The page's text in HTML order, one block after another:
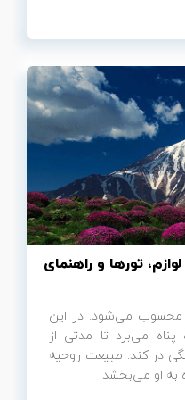
تورها و راهنمای
محسوب می‌شود. در این
می‌برد تا مدتی از
در کند. طبیعت روحیه
به او می‌بخشد